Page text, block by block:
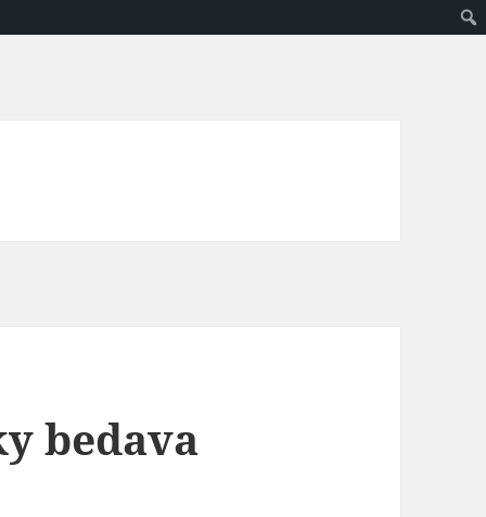
bedava